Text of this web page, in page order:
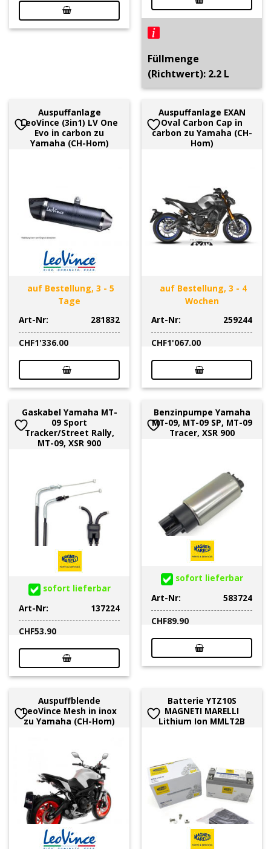
Füllmenge
(Richtwert): 2.2 L
Auspuffanlage
LeoVince (3in1) LV One
Evo in carbon zu
Yamaha (CH-Hom)
auf Bestellung, 3 - 5
Tage
Art-Nr:
281832
CHF1'336.00
Auspuffanlage EXAN
Oval Carbon Cap in
carbon zu Yamaha (CH-
Hom)
auf Bestellung, 3 - 4
Wochen
Art-Nr:
259244
CHF1'067.00
Gaskabel Yamaha MT-
09 Sport
Tracker/Street Rally,
MT-09, XSR 900
sofort lieferbar
Art-Nr:
137224
CHF53.90
Benzinpumpe Yamaha
MT-09, MT-09 SP, MT-09
Tracer, XSR 900
sofort lieferbar
Art-Nr:
583724
CHF89.90
Auspuffblende
LeoVince Mesh in inox
zu Yamaha (CH-Hom)
Batterie YTZ10S
MAGNETI MARELLI
Lithium Ion MMLT2B